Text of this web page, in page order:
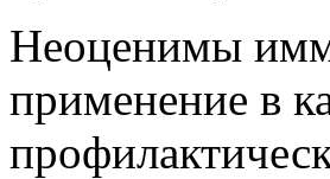
Неоценимы
применение в